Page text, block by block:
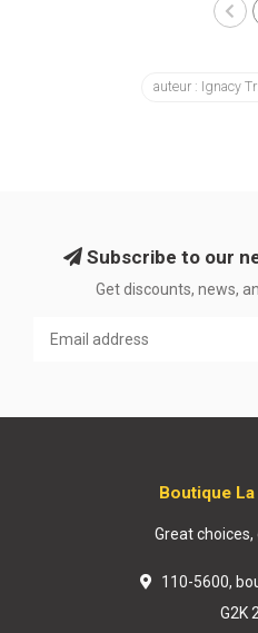
auteur : Ignacy
Subscribe to our
Get discounts, news,
Boutique
Great
110-5600,
G2K